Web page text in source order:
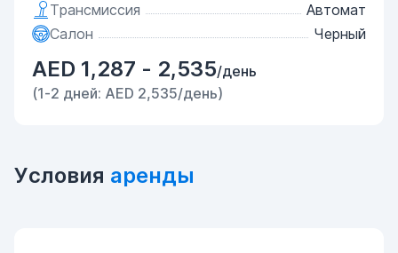
Трансмиссия
Автомат
Салон
Черный
AED 1,287 - 2,535/день
(1-2 дней: AED 2,535/день)
Условия аренды